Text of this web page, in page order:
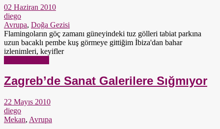
02 Haziran 2010
diego
Avrupa, Doğa Gezisi
Flamingoların göç zamanı güneyindeki tuz gölleri tabiat parkına
uzun bacaklı pembe kuş görmeye gittiğim İbiza'dan bahar
izlenimleri, keyifler
Zagreb’de Sanat Galerilere Sığmıyor
22 Mayıs 2010
diego
Mekan, Avrupa